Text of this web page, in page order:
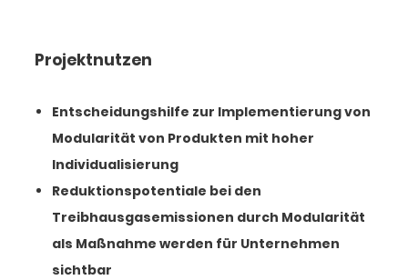
Projektnutzen
Entscheidungshilfe zur Implementierung von
Modularität von Produkten mit hoher
Individualisierung
Reduktionspotentiale bei den
Treibhausgasemissionen durch Modularität
als Maßnahme werden für Unternehmen
sichtbar